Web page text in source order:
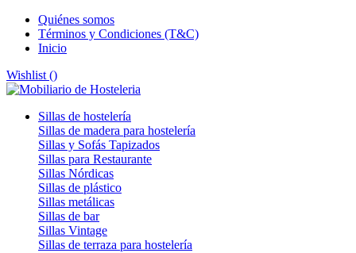
Quiénes somos
Términos y Condiciones (T&C)
Inicio
Wishlist ()
Sillas de hostelería
Sillas de madera para hostelería
Sillas y Sofás Tapizados
Sillas para Restaurante
Sillas Nórdicas
Sillas de plástico
Sillas metálicas
Sillas de bar
Sillas Vintage
Sillas de terraza para hostelería